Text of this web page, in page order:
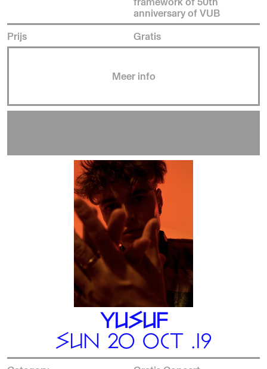
anniversary of VUB
Prijs
Gratis
Meer info
YUSUF
SUN 20 OCT .19